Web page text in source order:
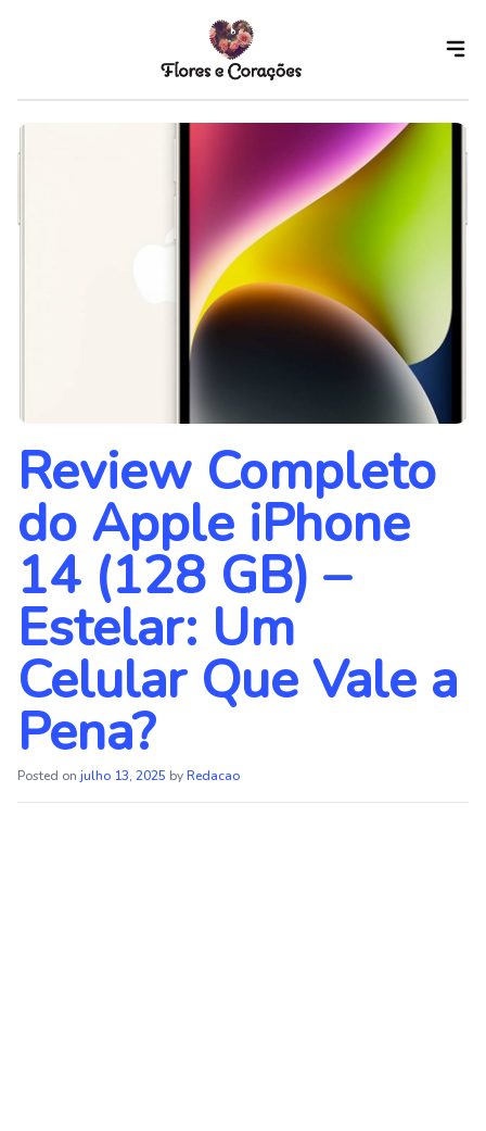
content
Review Completo
do Apple iPhone
14 (128 GB) –
Estelar: Um
Celular Que Vale a
Pena?
Posted on julho 13, 2025 byRedacao